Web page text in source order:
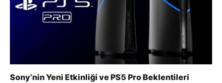
Sony’nin Yeni Etkinliği ve PS5 Pro Beklentileri